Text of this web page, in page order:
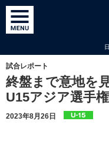
試合レポート
終盤まで意地を
U15アジア選手
2023年8月26日